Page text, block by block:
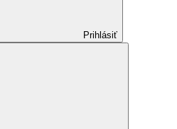
Prihlásiť